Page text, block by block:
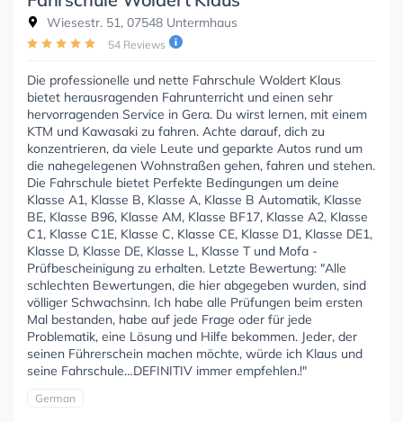
Wiesestr. 51, 07548 Untermhaus
54 Reviews
Die professionelle und nette Fahrschule Woldert Klaus
bietet herausragenden Fahrunterricht und einen sehr
hervorragenden Service in Gera. Du wirst lernen, mit einem
KTM und Kawasaki zu fahren. Achte darauf, dich zu
konzentrieren, da viele Leute und geparkte Autos rund um
die nahegelegenen Wohnstraßen gehen, fahren und stehen.
Die Fahrschule bietet Perfekte Bedingungen um deine
Klasse A1, Klasse B, Klasse A, Klasse B Automatik, Klasse
BE, Klasse B96, Klasse AM, Klasse BF17, Klasse A2, Klasse
C1, Klasse C1E, Klasse C, Klasse CE, Klasse D1, Klasse DE1,
Klasse D, Klasse DE, Klasse L, Klasse T und Mofa -
Prüfbescheinigung zu erhalten. Letzte Bewertung: "Alle
schlechten Bewertungen, die hier abgegeben wurden, sind
völliger Schwachsinn. Ich habe alle Prüfungen beim ersten
Mal bestanden, habe auf jede Frage oder für jede
Problematik, eine Lösung und Hilfe bekommen. Jeder, der
seinen Führerschein machen möchte, würde ich Klaus und
seine Fahrschule…DEFINITIV immer empfehlen.!"
German